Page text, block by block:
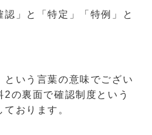
」と「特定」「特例」と
いう言葉の意味でござい
2の裏面で確認制度という
おります。